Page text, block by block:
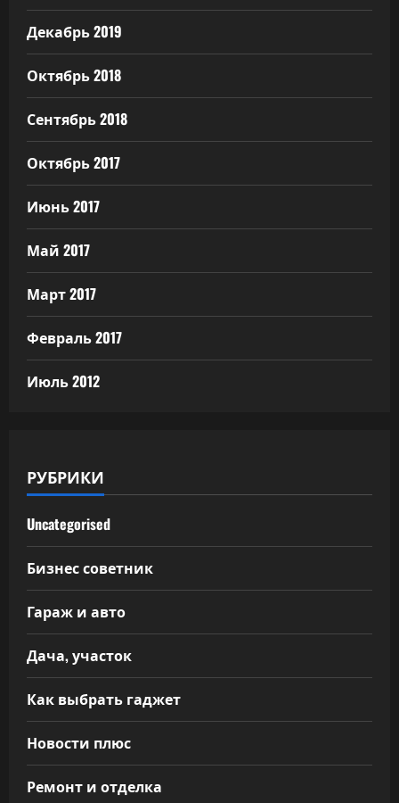
Декабрь 2019
Октябрь 2018
Сентябрь 2018
Октябрь 2017
Июнь 2017
Май 2017
Март 2017
Февраль 2017
Июль 2012
РУБРИКИ
Uncategorised
Бизнес советник
Гараж и авто
Дача, участок
Как выбрать гаджет
Новости плюс
Ремонт и отделка